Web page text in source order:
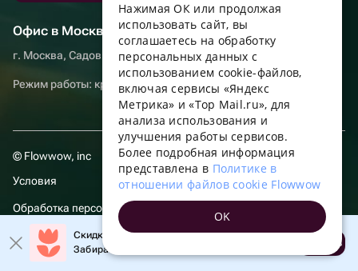
Офис в Москве
г. Москва, Садовническая набережная, д. 9, помещение 2/3
Режим работы: круглосуточно
© Flowwow, inc
Условия
Обработка персональных данных
Компания осуществляет деятельность в области информационных
технологий: оказание услуг в сети “Интернет” по размещению
Скидка до 10% на первый заказ!
Забирайте промокод в приложении!
Открыть
ENGLISH
UKRAINIAN
PORTUGUESE
FRENCH
TURKISH
POLISH
Нажимая ОК или продолжая
использовать сайт, вы
соглашаетесь на обработку
персональных данных с
использованием cookie-файлов,
включая сервисы «Яндекс
Метрика» и «Top Mail.ru», для
анализа использования и
улучшения работы сервисов.
Более подробная информация
представлена в Политике в
отношении файлов cookie Flowwow
OK